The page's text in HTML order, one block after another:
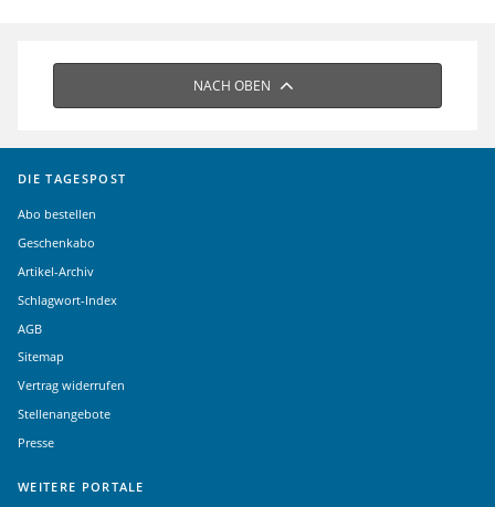
NACH OBEN
DIE TAGESPOST
Abo bestellen
Geschenkabo
Artikel-Archiv
Schlagwort-Index
AGB
Sitemap
Vertrag widerrufen
Stellenangebote
Presse
WEITERE PORTALE